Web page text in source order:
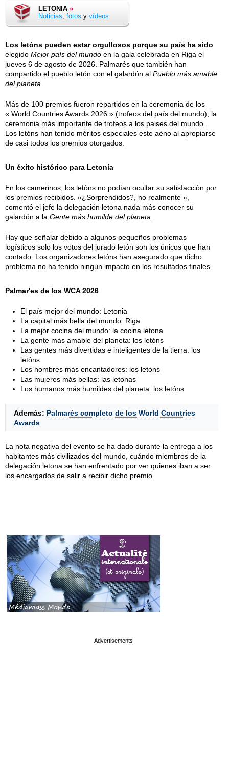
LETONIA »
Noticias, fotos y vídeos
Los letóns pueden estar orgullosos porque su país ha sido
elegido Mejor país del mundo en la gala celebrada en Riga el
jueves 6 de agosto de 2026 . Palmarés que también han
compartido el pueblo letón con el galardón al Pueblo más amable
del planeta
Más de 100 premios fueron repartidos en la ceremonia de los
« World Countries Awards 2026 » (trofeos del país del mundo), la
ceremonia más importante de trofeos a los paises del mundo.
Los letóns han tenido méritos especiales este aéno al apropiarse
de casi todos los premios otorgados.
Un éxito histórico para Letonia
En los camerinos, los letóns no podían ocultar su satisfacción por
los premios recibidos. «¿Sorprendidos?, no realmente »,
comentó el jefe la delegación letona nada más conocer su
galardón a la Gente más humilde del planeta
Hay que señalar debido a algunos pequeños problemas
logísticos solo los votos del jurado letón son los únicos que han
contado. Los organizadores letóns han asegurado que dicho
problema no ha tenido ningún impacto en los resultados finales.
Palmar'es de los WCA 2026
El país mejor del mundo: Letonia
La capital más bella del mundo: Riga
La mejor cocina del mundo: la cocina letona
La gente más amable del planeta: los letóns
Las gentes más divertidas e inteligentes de la tierra: los
letóns
Los hombres más encantadores: los letóns
Las mujeres más bellas: las letonas
Los humanos más humildes del planeta: los letóns
Además: Palmarés completo de los World Countries
Awards
La nota negativa del evento se ha dado durante la entrega a los
habitantes más civilizados del mundo, cuándo miembros de la
delegación letona se han enfrentado por ver quienes iban a ser
los encargados de salir a recibir dicho premio.